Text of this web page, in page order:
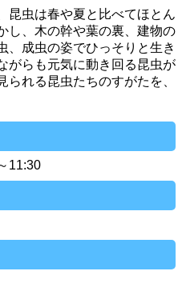
虫は春や夏と比べてほとん
し、木の幹や葉の裏、建物の
、成虫の姿でひっそりと生き
がらも元気に動き回る昆虫が
れる昆虫たちのすがたを、
11:30